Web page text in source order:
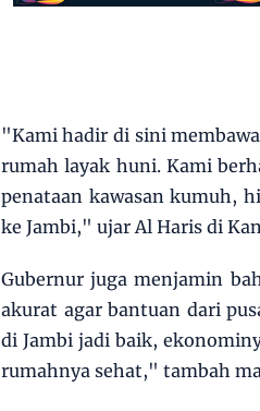
"Kami hadir di sini
rumah layak huni. Kami
penataan kawasan kumuh,
ke Jambi," ujar Al Haris di
Gubernur juga menjamin
akurat agar bantuan dari
di Jambi jadi baik,
rumahnya sehat," tambah